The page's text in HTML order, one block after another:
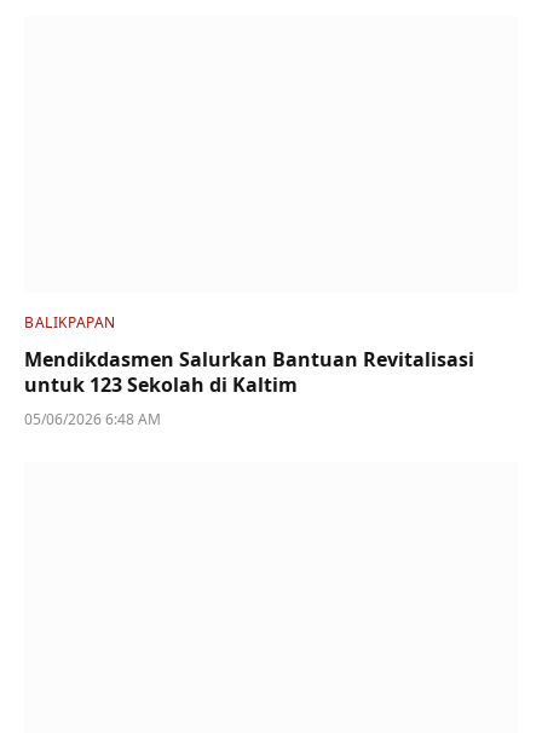
BALIKPAPAN
Mendikdasmen Salurkan Bantuan Revitalisasi
untuk 123 Sekolah di Kaltim
05/06/2026 6:48 AM